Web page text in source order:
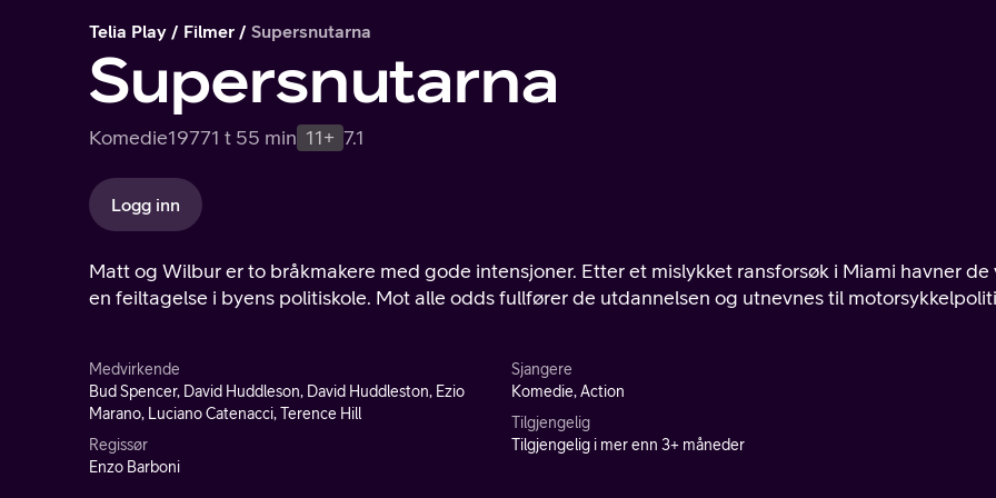
Telia Play Filmer Supersnutarna
Supersnutarna
Komedie19771 t 55 min 11+ 7.1
Logg inn
Matt og Wilbur er to bråkmakere med gode intensjoner. Etter et mislykket ransforsøk i Miami havner de ved
en feiltagelse i byens politiskole. Mot alle odds fullfører de utdannelsen og utnevnes til
Medvirkende
Bud Spencer, David Huddleson, David Huddleston, Ezio
Marano, Luciano Catenacci, Terence Hill
Regissør
Enzo Barboni
Sjangere
Komedie, Action
Tilgjengelig
Tilgjengelig i mer enn 3+ måneder